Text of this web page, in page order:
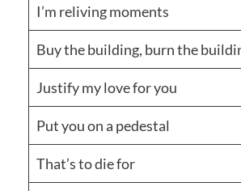
I’m reliving moments
Buy the building, burn the
Justify my love for you
Put you on a pedestal
That’s to die for